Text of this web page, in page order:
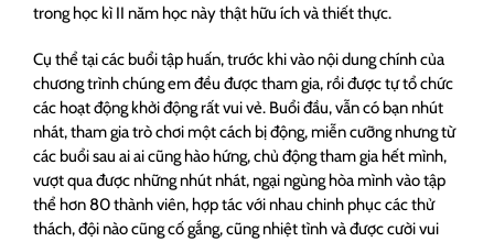
trong học kì II năm học này thật hữu ích và thiết thực.
Cụ thể tại các buổi tập huấn, trước khi vào nội dung chính của
chương trình chúng em đều được tham gia, rồi được tự tổ chức
các hoạt động khởi động rất vui vẻ. Buổi đầu, vẫn có bạn nhút
nhát, tham gia trò chơi một cách bị động, miễn cưỡng nhưng từ
các buổi sau ai ai cũng hào hứng, chủ động tham gia hết mình,
vượt qua được những nhút nhát, ngại ngùng hòa mình vào tập
thể hơn 80 thành viên, hợp tác với nhau chinh phục các thử
thách, đội nào cũng cố gắng, cũng nhiệt tình và được cười vui